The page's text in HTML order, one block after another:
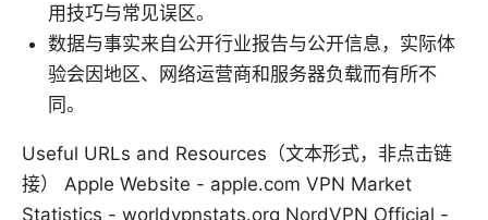
用技巧与常见误区。
数据与事实来自公开行业报告与公开信息，实际体
验会因地区、网络运营商和服务器负载而有所不
同。
Useful URLs and Resources（文本形式，非点击链
接） Apple Website - apple.com VPN Market
Statistics - worldvpnstats.org NordVPN Official -